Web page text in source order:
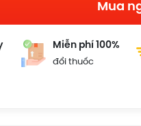
Mua
Miễn phí 100%
đổi thuốc